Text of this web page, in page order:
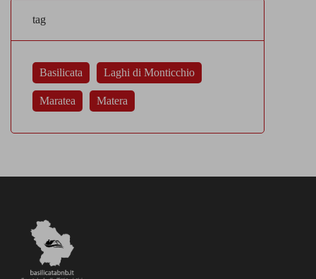
tag
Basilicata Laghi di Monticchio
Maratea Matera